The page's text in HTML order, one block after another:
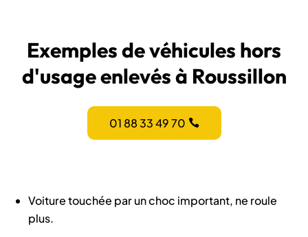
Exemples de véhicules hors
d'usage enlevés à Roussillon
01 88 33 49 70
Voiture touchée par un choc important, ne roule
plus.